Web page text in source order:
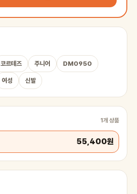
코르테즈 주니어 DM0950
여성 신발
1개 상품
55,400원